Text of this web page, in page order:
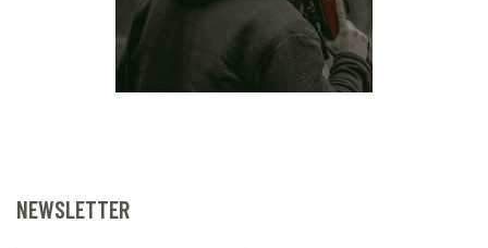
NEWSLETTER